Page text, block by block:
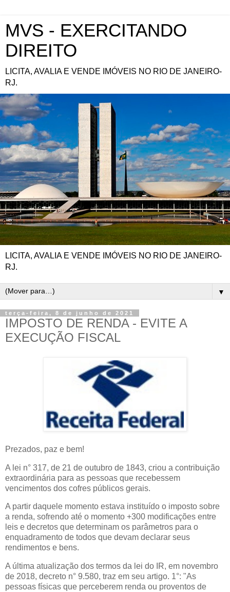
MVS - EXERCITANDO
DIREITO
LICITA, AVALIA E VENDE IMÓVEIS NO RIO DE JANEIRO-
RJ.
LICITA, AVALIA E VENDE IMÓVEIS NO RIO DE JANEIRO-
RJ.
▼
terça-feira, 8 de junho de 2021
IMPOSTO DE RENDA - EVITE A
EXECUÇÃO FISCAL
Prezados, paz e bem!
A lei n° 317, de 21 de outubro de 1843, criou a contribuição
extraordinária para as pessoas que recebessem
vencimentos dos cofres públicos gerais.
A partir daquele momento estava instituído o imposto sobre
a renda, sofrendo até o momento +300 modificações entre
leis e decretos que determinam os parâmetros para o
enquadramento de todos que devam declarar seus
rendimentos e bens.
A última atualização dos termos da lei do IR, em novembro
de 2018, decreto n° 9.580, traz em seu artigo. 1°: "As
pessoas físicas que perceberem renda ou proventos de